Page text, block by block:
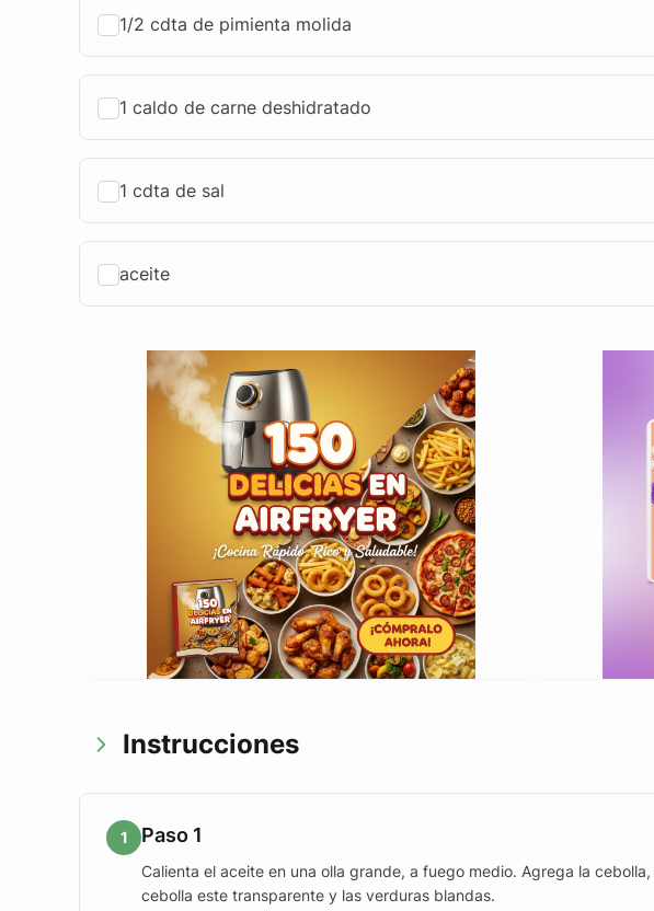
1/2 cdta de pimienta molida
1 caldo de carne deshidratado
1 cdta de sal
aceite
Instrucciones
1 Paso 1
Calienta el aceite en una olla grande, a fuego medio. Agrega la
cebolla este transparente y las verduras blandas.